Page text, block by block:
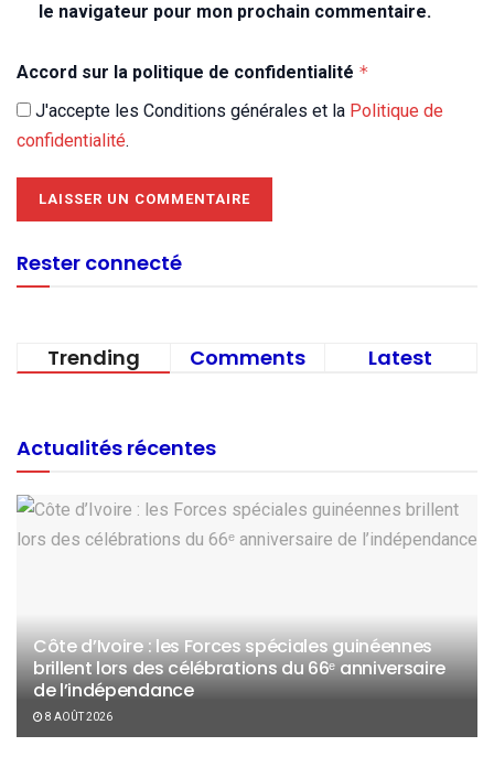
le navigateur pour mon prochain commentaire.
Accord sur la politique de confidentialité *
J'accepte les Conditions générales et la Politique de
confidentialité.
Rester connecté
Trending Comments Latest
Actualités récentes
Côte d’Ivoire : les Forces spéciales guinéennes
brillent lors des célébrations du 66ᵉ anniversaire
de l’indépendance
8 AOÛT 2026